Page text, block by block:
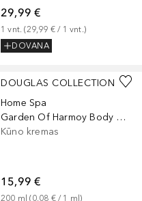
29,99 €
1 vnt. (29,99 € / 1 vnt.)
DOVANA
DOUGLAS COLLECTION
Home Spa
Garden Of Harmoy Body Cream
Kūno kremas
15,99 €
200 ml (0,08 € / 1 ml)